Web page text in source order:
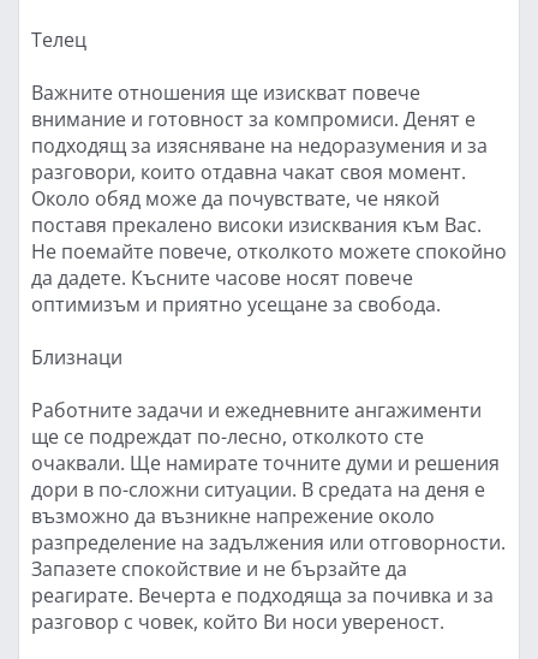
Телец
Важните отношения ще изискват повече
внимание и готовност за компромиси. Денят е
подходящ за изясняване на недоразумения и за
разговори, които отдавна чакат своя момент.
Около обяд може да почувствате, че някой
поставя прекалено високи изисквания към Вас.
Не поемайте повече, отколкото можете спокойно
да дадете. Късните часове носят повече
оптимизъм и приятно усещане за свобода.
Близнаци
Работните задачи и ежедневните ангажименти
ще се подреждат по-лесно, отколкото сте
очаквали. Ще намирате точните думи и решения
дори в по-сложни ситуации. В средата на деня е
възможно да възникне напрежение около
разпределение на задължения или отговорности.
Запазете спокойствие и не бързайте да
реагирате. Вечерта е подходяща за почивка и за
разговор с човек, който Ви носи увереност.